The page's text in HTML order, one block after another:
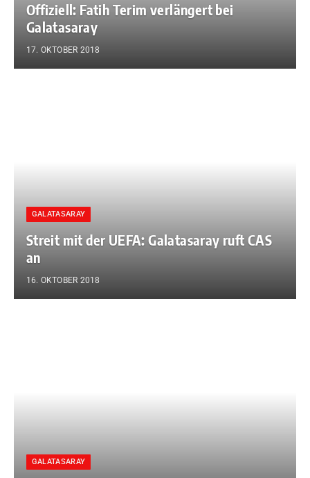
Offiziell: Fatih Terim verlängert bei
Galatasaray
17. OKTOBER 2018
GALATASARAY
Streit mit der UEFA: Galatasaray ruft CAS
an
16. OKTOBER 2018
GALATASARAY